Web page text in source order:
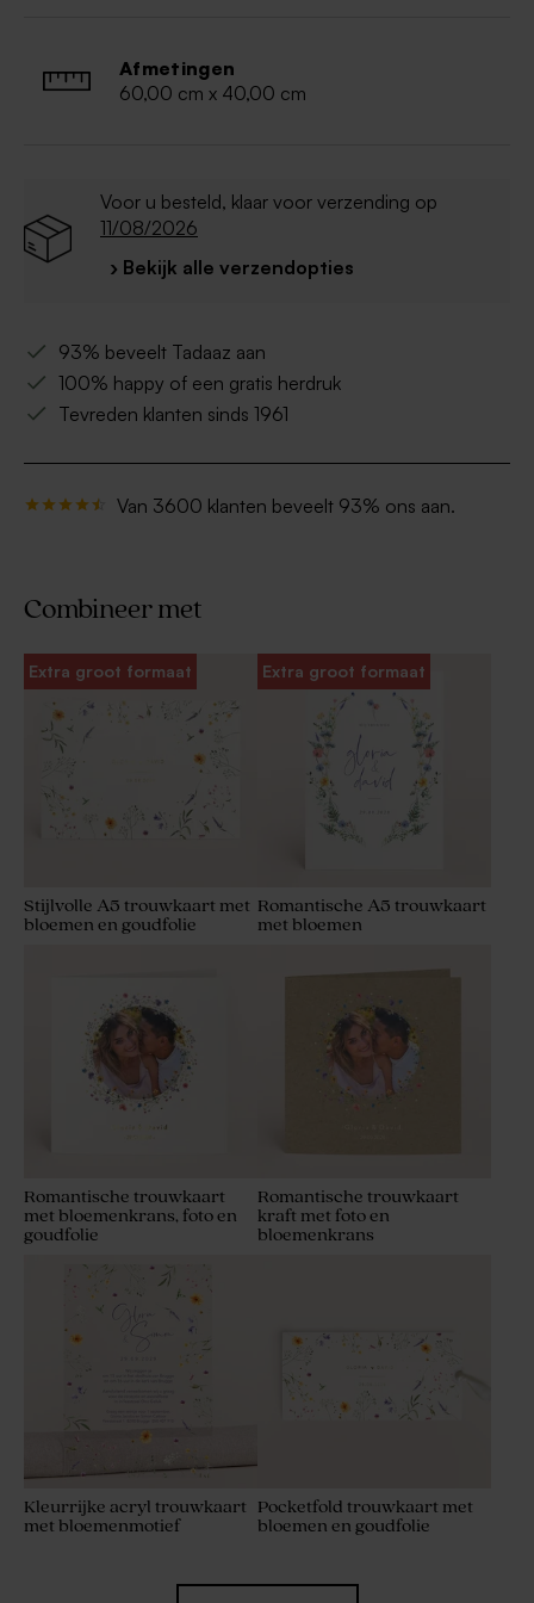
Afmetingen
60,00 cm x 40,00 cm
Voor u besteld, klaar voor verzending op
11/08/2026
› Bekijk alle verzendopties
93% beveelt Tadaaz aan
100% happy of een gratis herdruk
Tevreden klanten sinds 1961
Van 3600 klanten beveelt 93% ons aan.
Combineer met
Extra groot formaat
Stijlvolle A5 trouwkaart met
bloemen en goudfolie
Extra groot formaat
Romantische A5 trouwkaart
met bloemen
Romantische trouwkaart
met bloemenkrans, foto en
goudfolie
Romantische trouwkaart
kraft met foto en
bloemenkrans
Kleurrijke acryl trouwkaart
met bloemenmotief
Pocketfold trouwkaart met
bloemen en goudfolie